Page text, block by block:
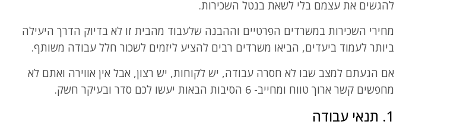
להגשים את עצמם בלי לשאת בנטל השכירות.
מחירי השכירות במשרדים הפרטיים וההבנה שלעבוד מהבית זו לא בדיוק הדרך היעילה
ביותר לעמוד ביעדים, הביאו משרדים רבים להציע ליזמים לשכור חלל עבודה משותף.
אם הגעתם למצב שבו לא חסרה עבודה, יש לקוחות, יש רצון, אבל אין אווירה ואתם לא
מחפשים קשר ארוך טווח ומחייב- 6 הסיבות הבאות יעשו לכם סדר ובעיקר חשק.
1. תנאי עבודה